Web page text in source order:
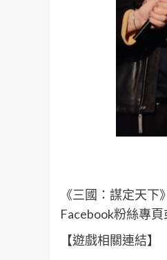
《三國：謀定天
Facebook粉絲專
【遊戲相關連結】